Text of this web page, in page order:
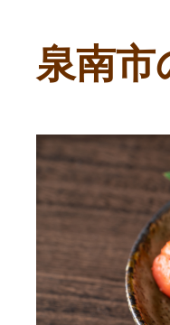
10秒ぴ
はじめ
よくあ
問い合
泉南市